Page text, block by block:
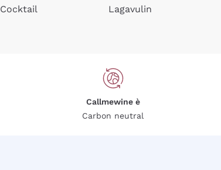
Cocktail
Lagavulin
Callmewine è
Carbon neutral